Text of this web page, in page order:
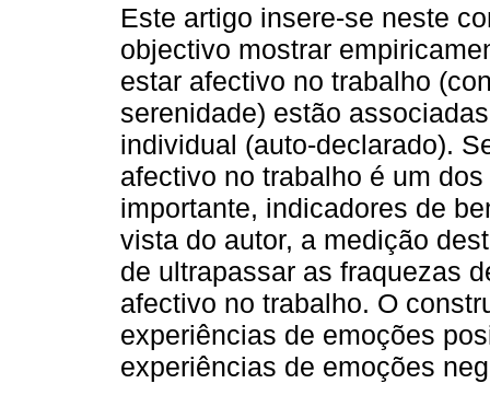
Este artigo insere-se neste
objectivo mostrar
estar afectivo no trabalho
serenidade) estão
individual (auto-declarado).
afectivo no trabalho é um
importante, indicadores de
vista do autor, a medição
de ultrapassar as fraquezas
afectivo no trabalho. O
experiências de emoções
experiências de emoções